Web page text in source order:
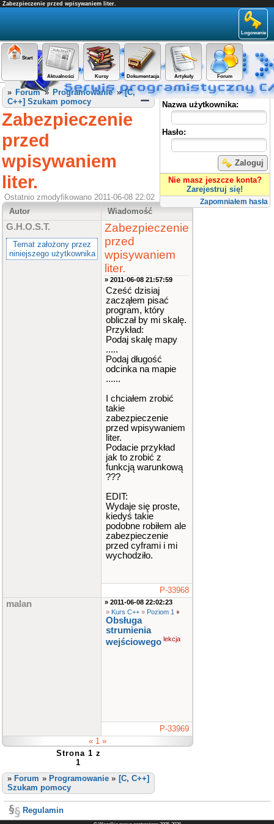
Zabezpieczenie przed wpisywaniem liter.
Logowanie
Start
Aktualności Kursy Dokumentacja Artykuły Forum
Panel użytkownika
Nazwa użytkownika:
Hasło:
Zaloguj
Nie masz jeszcze konta?
Zarejestruj się!
Zapomniałem hasła
» Forum» Programowanie»[C,
C++] Szukam pomocy
Zabezpieczenie
przed
wpisywaniem
liter.
Ostatnio zmodyfikowano 2011-06-08 22:02
Autor
Wiadomość
G.H.O.S.T.
Temat założony przez
niniejszego użytkownika
Zabezpieczenie
przed
wpisywaniem
liter.
» 2011-06-08 21:57:59
Cześć dzisiaj
zacząłem pisać
program, który
obliczał by mi skalę.
Przykład:
Podaj skalę mapy
.....
Podaj długość
odcinka na mapie
......
I chciałem zrobić
takie
zabezpieczenie
przed wpisywaniem
liter.
Podacie przykład
jak to zrobić z
funkcją warunkową
???
EDIT:
Wydaje się proste,
kiedyś takie
podobne robiłem ale
zabezpieczenie
przed cyframi i mi
wychodziło.
P-33968
malan
» 2011-06-08 22:02:23
» Kurs C++ » Poziom 1 ♦
Obsługa
strumienia
wejściowego lekcja
P-33969
« 1 »
Strona 1 z
1
» Forum » Programowanie » [C, C++]
Szukam pomocy
Regulamin